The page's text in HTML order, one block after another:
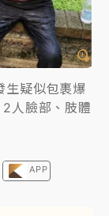
功 今重開羈
生疑似包裹爆
人臉部、肢體
APP